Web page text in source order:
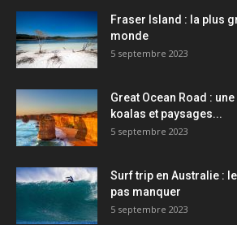
Fraser Island : la plus
monde
5 septembre 2023
Great Ocean Road :
koalas et paysages...
5 septembre 2023
Surf trip en Australie :
pas manquer
5 septembre 2023